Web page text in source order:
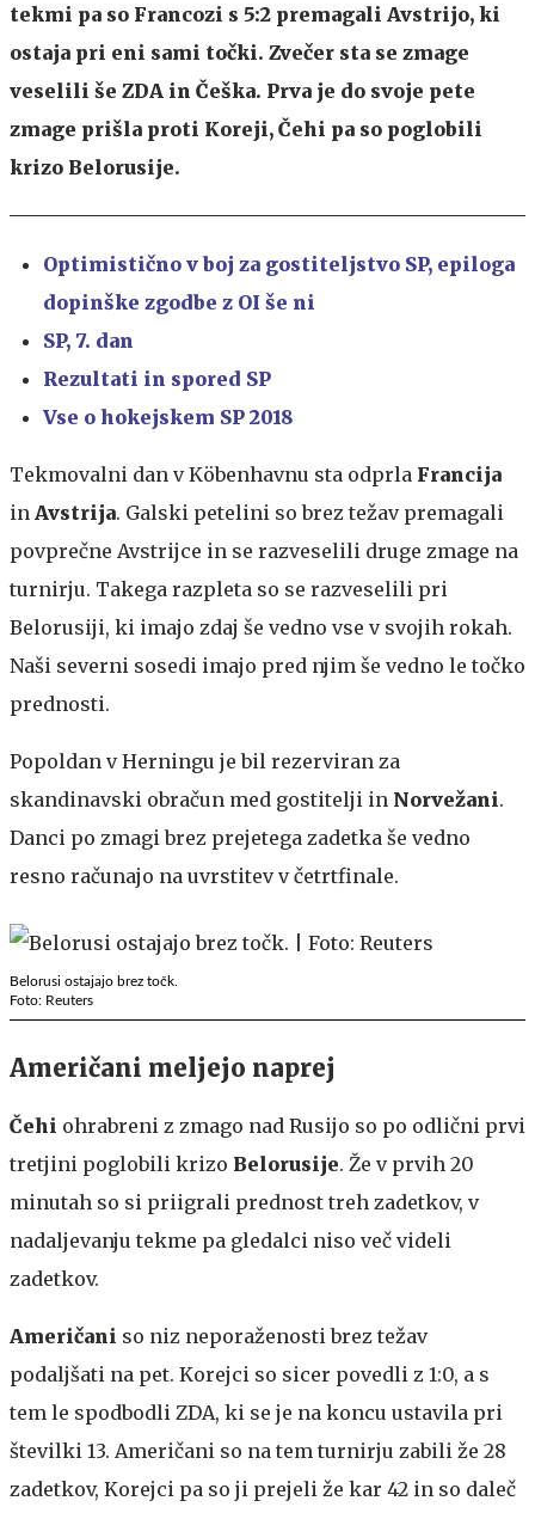
tekmi pa so Francozi s 5:2 premagali Avstrijo, ki
ostaja pri eni sami točki. Zvečer sta se zmage
veselili še ZDA in Češka. Prva je do svoje pete
zmage prišla proti Koreji, Čehi pa so poglobili
krizo Belorusije.
Optimistično v boj za gostiteljstvo SP, epiloga
dopinške zgodbe z OI še ni
SP, 7. dan
Rezultati in spored SP
Vse o hokejskem SP 2018
Tekmovalni dan v Köbenhavnu sta odprla Francija
in Avstrija. Galski petelini so brez težav premagali
povprečne Avstrijce in se razveselili druge zmage na
turnirju. Takega razpleta so se razveselili pri
Belorusiji, ki imajo zdaj še vedno vse v svojih rokah.
Naši severni sosedi imajo pred njim še vedno le točko
prednosti.
Popoldan v Herningu je bil rezerviran za
skandinavski obračun med gostitelji in Norvežani.
Danci po zmagi brez prejetega zadetka še vedno
resno računajo na uvrstitev v četrtfinale.
Belorusi ostajajo brez točk.
Foto: Reuters
Američani meljejo naprej
Čehi ohrabreni z zmago nad Rusijo so po odlični prvi
tretjini poglobili krizo Belorusije. Že v prvih 20
minutah so si priigrali prednost treh zadetkov, v
nadaljevanju tekme pa gledalci niso več videli
zadetkov.
Američani so niz neporaženosti brez težav
podaljšati na pet. Korejci so sicer povedli z 1:0, a s
tem le spodbodli ZDA, ki se je na koncu ustavila pri
številki 13. Američani so na tem turnirju zabili že 28
zadetkov, Korejci pa so ji prejeli že kar 42 in so daleč